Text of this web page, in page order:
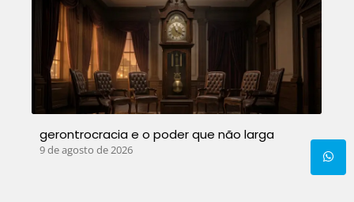
gerontrocracia e o poder que não larga
9 de agosto de 2026